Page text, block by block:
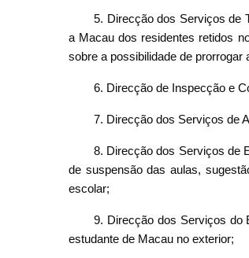
5. Direcção dos Serviços de
a Macau dos residentes retidos
sobre a possibilidade de prorrogar
6. Direcção de Inspecção e
7. Direcção dos Serviços de
8. Direcção dos Serviços de
de suspensão das aulas,
escolar;
9. Direcção dos Serviços do
estudante de Macau no exterior;